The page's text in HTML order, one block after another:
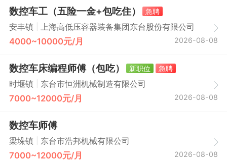
数控车工（五险一金+包吃住）
急聘
安丰镇
上海高低压容器装备集团东台股份有限公司
4000~10000元/月 2026-08-08
数控车床编程师傅（包吃） 新职位
急聘
时堰镇
东台市恒洲机械制造有限公司
7000~12000元/月 2026-08-08
数控车师傅
梁垛镇 东台市浩邦机械有限公司
7000~12000元/月 2026-08-08